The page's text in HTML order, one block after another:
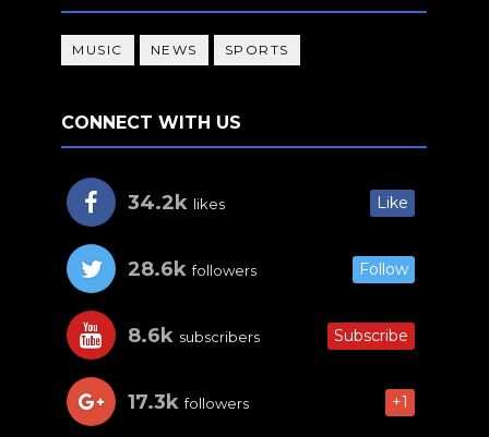
MUSIC NEWS SPORTS
CONNECT WITH US
34.2k likes Like
28.6k followers Follow
8.6k subscribers Subscribe
17.3k followers +1